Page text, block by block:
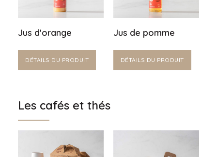
Jus d'orange
DÉTAILS DU PRODUIT
Jus de pomme
DÉTAILS DU PRODUIT
Les cafés et thés